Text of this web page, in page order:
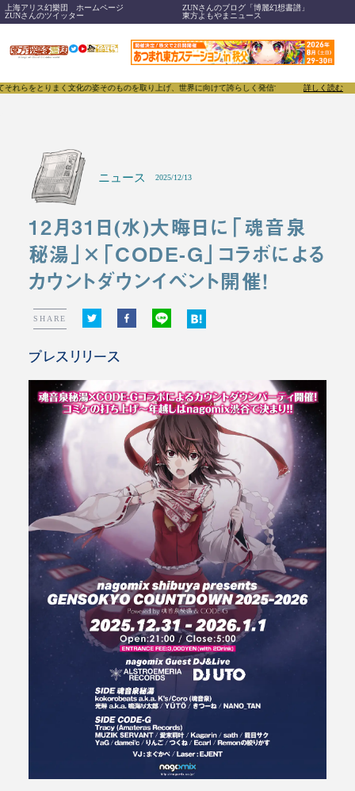
上海アリス幻樂団 ホームページ
ZUNさんのブログ「博麗幻想書譜」
ZUNさんのツイッター
東方よもやまニュース
く文化の姿そのものを取り上げ、世界に向けて誇らしく発信することで、東方Projectのみな
詳しく読む
ニュース 2025/12/13
12月31日(水)大晦日に「魂音泉
秘湯」×「CODE-G」コラボによる
カウントダウンイベント開催！
SHARE
プレスリリース